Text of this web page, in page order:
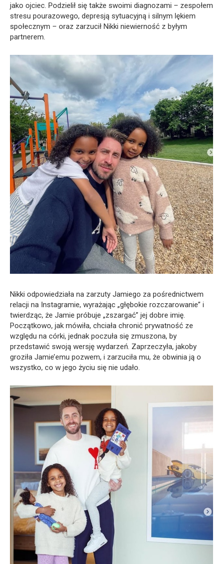
jako ojciec. Podzielił się także swoimi diagnozami – zespołem
stresu pourazowego, depresją sytuacyjną i silnym lękiem
społecznym – oraz zarzucił Nikki niewierność z byłym
partnerem.
Nikki odpowiedziała na zarzuty Jamiego za pośrednictwem
relacji na Instagramie, wyrażając „głębokie rozczarowanie” i
twierdząc, że Jamie próbuje „zszargać” jej dobre imię.
Początkowo, jak mówiła, chciała chronić prywatność ze
względu na córki, jednak poczuła się zmuszona, by
przedstawić swoją wersję wydarzeń. Zaprzeczyła, jakoby
groziła Jamie’emu pozwem, i zarzuciła mu, że obwinia ją o
wszystko, co w jego życiu się nie udało.